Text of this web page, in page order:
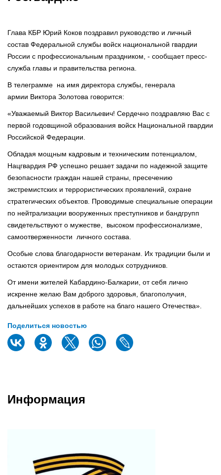
Глава КБР Юрий Коков поздравил руководство и личный
состав Федеральной службы войск национальной гвардии
России с профессиональным праздником, - сообщает пресс-
служба главы и правительства региона.
В телеграмме на имя директора службы, генерала
армии Виктора Золотова говорится:
«Уважаемый Виктор Васильевич! Сердечно поздравляю Вас с
первой годовщиной образования войск Национальной гвардии
Российской Федерации.
Обладая мощным кадровым и техническим потенциалом,
Нацгвардия РФ успешно решает задачи по надежной защите
безопасности граждан нашей страны, пресечению
экстремистских и террористических проявлений, охране
стратегических объектов. Проводимые специальные операции
по нейтрализации вооруженных преступников и бандгрупп
свидетельствуют о мужестве, высоком профессионализме,
самоотверженности личного состава.
Особые слова благодарности ветеранам. Их традиции были и
остаются ориентиром для молодых сотрудников.
От имени жителей Кабардино-Балкарии, от себя лично
искренне желаю Вам доброго здоровья, благополучия,
дальнейших успехов в работе на благо нашего Отечества».
Поделиться новостью
Информация